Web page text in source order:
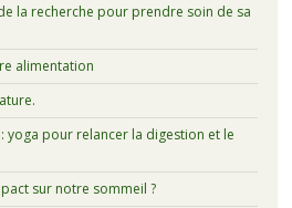
la recherche pour prendre soin de sa
alimentation
yoga pour relancer la digestion et le
sur notre sommeil ?